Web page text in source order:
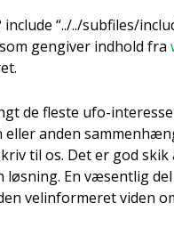
“../../subfiles/
gen­gi­ver ind­hold fra
de fle­ste ufo-
eller anden
til os. Det er god
løs­ning. En væsent­lig
vel­in­for­me­ret viden